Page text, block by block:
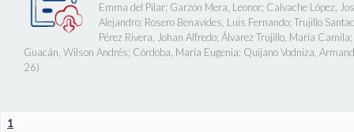
Emma del Pilar; Garzón Mera, Leonor; Calvache López,
Alejandro; Rosero Benavides, Luis Fernando; Trujillo
Pérez Rivera, Johan Alfredo; Álvarez Trujillo, María Camila;
Guacán, Wilson Andrés; Córdoba, María Eugenia; Quijano Vodniza,
26)
1